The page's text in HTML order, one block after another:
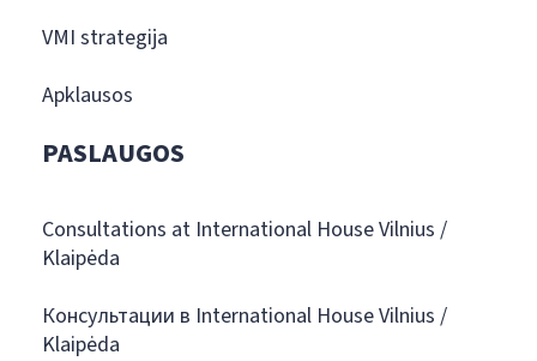
VMI strategija
Apklausos
PASLAUGOS
Consultations at International House Vilnius /
Klaipėda
Консультации в International House Vilnius /
Klaipėda